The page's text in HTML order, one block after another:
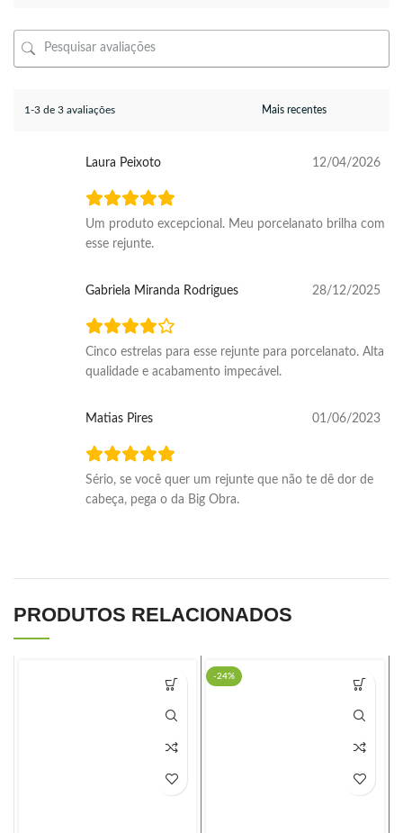
1-3 de 3 avaliações
Laura Peixoto 12/04/2026
Um produto excepcional. Meu porcelanato brilha com
esse rejunte.
Gabriela Miranda Rodrigues 28/12/2025
Cinco estrelas para esse rejunte para porcelanato. Alta
qualidade e acabamento impecável.
Matias Pires 01/06/2023
Sério, se você quer um rejunte que não te dê dor de
cabeça, pega o da Big Obra.
PRODUTOS RELACIONADOS
-24%